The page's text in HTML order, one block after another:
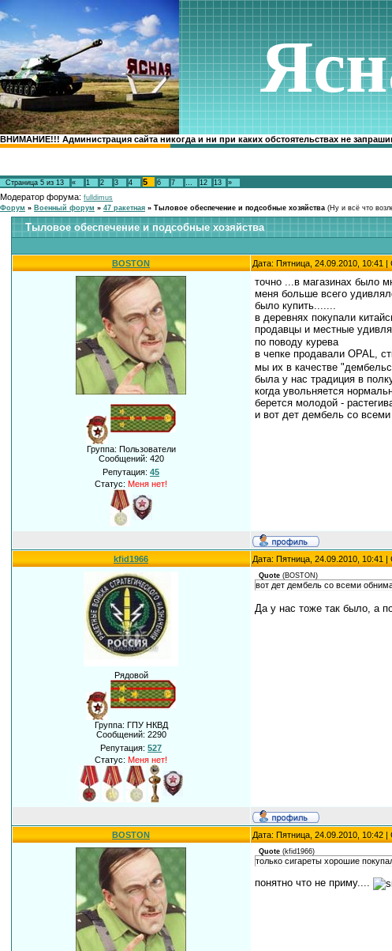
ВНИМАНИЕ!!! Администрация сайта никогда и ни при каких обстоятельствах не
Страница 5 из 13 « 1 2 3 4 5 6 7 … 12 13 »
Модератор форума: fulldimus
Форум » Военный форум » 47 ракетная » Тыловое обеспечение и подсобные хозяйства (Ну и всё что
Тыловое обеспечение и подсобные хозяйства
BOSTON Дата: Пятница, 24.09.2010, 10:41
Группа: Пользователи
Сообщений: 420
Репутация: 45
Статус: Меня нет!
точно ...в магазинах было
меня больше всего
было купить.......
в деревнях покупали
продавцы и местные
по поводу курева
в чепке продавали OPAL,
мы их в качестве
была у нас традиция в полку
когда увольняется
берется молодой -
и вот дет дембель со
kfid1966 Дата: Пятница, 24.09.2010, 10:41
Рядовой
Группа: ГПУ НКВД
Сообщений: 2290
Репутация: 527
Статус: Меня нет!
Quote(BOSTON )
вот дет дембель со всеми
Да у нас тоже так было, а
BOSTON Дата: Пятница, 24.09.2010, 10:42
Quote(kfid1966)
только сигареты хорошие
понятно что не приму....